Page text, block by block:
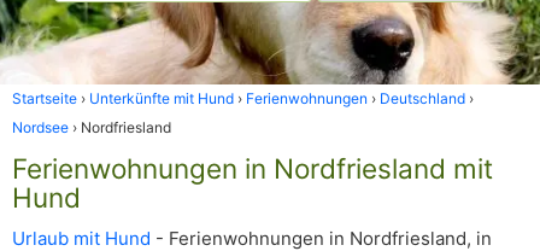
Startseite Unterkünfte mit Hund Ferienwohnungen
Deutschland
Nordsee
Nordfriesland
Ferienwohnungen in Nordfriesland mit
Hund
Urlaub mit Hund - Ferienwohnungen in Nordfriesland, in